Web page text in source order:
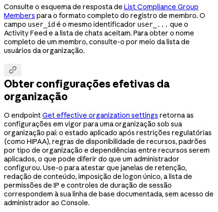
Consulte o esquema de resposta de List Compliance Group
Members para o formato completo do registro de membro. O
campo user_id é o mesmo identificador user_... que o
Activity Feed e a lista de chats aceitam. Para obter o nome
completo de um membro, consulte-o por meio da lista de
usuários da organização.

Obter configurações efetivas da
organização
O endpointGet effective organization settings retorna as
configurações em vigor para uma organização sob sua
organização pai: o estado aplicado após restrições regulatórias
(como HIPAA), regras de disponibilidade de recursos, padrões
por tipo de organização e dependências entre recursos serem
aplicados, o que pode diferir do que um administrador
configurou. Use-o para atestar que janelas de retenção,
redação de conteúdo, imposição de logon único, a lista de
permissões de IP e controles de duração de sessão
correspondem à sua linha de base documentada, sem acesso de
administrador ao Console.